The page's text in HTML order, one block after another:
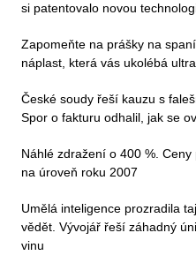
si patentovalo novou
Zapomeňte na prášky na
náplast, která vás ukolébá
České soudy řeší kauzu s
Spor o fakturu odhalil, jak se
Náhlé zdražení o 400 %.
na úroveň roku 2007
Umělá inteligence prozradila
vědět. Vývojář řeší záhadný
vinu